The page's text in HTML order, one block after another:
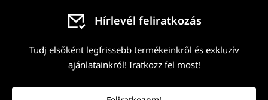
Hírlevél feliratkozás
Tudj elsőként legfrissebb termékeinkről és exkluzív
ajánlatainkról! Iratkozz fel most!